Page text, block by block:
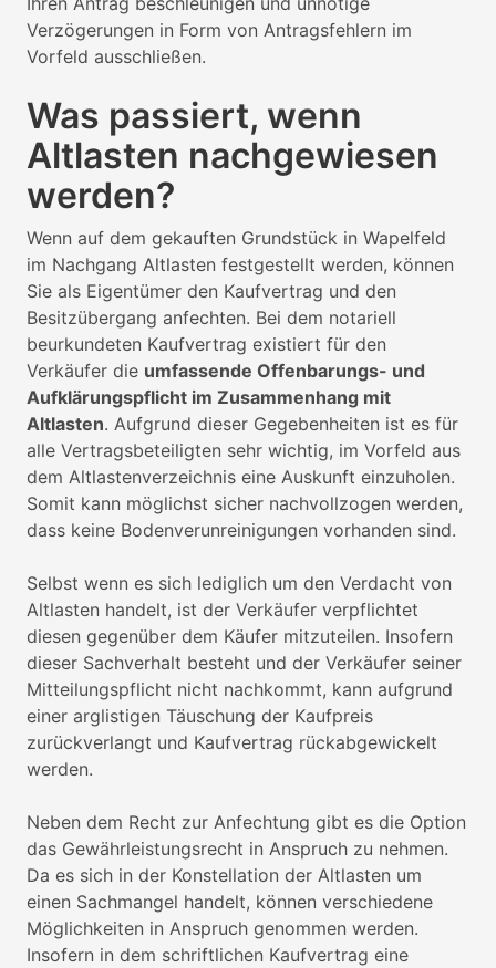
Verzögerungen in Form von Antragsfehlern im
Vorfeld ausschließen.
Was passiert, wenn
Altlasten nachgewiesen
werden?
Wenn auf dem gekauften Grundstück in Wapelfeld
im Nachgang Altlasten festgestellt werden, können
Sie als Eigentümer den Kaufvertrag und den
Besitzübergang anfechten. Bei dem notariell
beurkundeten Kaufvertrag existiert für den
Verkäufer die umfassende Offenbarungs- und
Aufklärungspflicht im Zusammenhang mit
Altlasten. Aufgrund dieser Gegebenheiten ist es für
alle Vertragsbeteiligten sehr wichtig, im Vorfeld aus
dem Altlastenverzeichnis eine Auskunft einzuholen.
Somit kann möglichst sicher nachvollzogen werden,
dass keine Bodenverunreinigungen vorhanden sind.
Selbst wenn es sich lediglich um den Verdacht von
Altlasten handelt, ist der Verkäufer verpflichtet
diesen gegenüber dem Käufer mitzuteilen. Insofern
dieser Sachverhalt besteht und der Verkäufer seiner
Mitteilungspflicht nicht nachkommt, kann aufgrund
einer arglistigen Täuschung der Kaufpreis
zurückverlangt und Kaufvertrag rückabgewickelt
werden.
Neben dem Recht zur Anfechtung gibt es die Option
das Gewährleistungsrecht in Anspruch zu nehmen.
Da es sich in der Konstellation der Altlasten um
einen Sachmangel handelt, können verschiedene
Möglichkeiten in Anspruch genommen werden.
Insofern in dem schriftlichen Kaufvertrag eine